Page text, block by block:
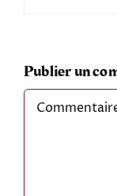
Publier un
Comment